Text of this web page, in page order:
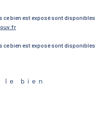
bien est exposé sont disponibles
bien est exposé sont disponibles
le bien